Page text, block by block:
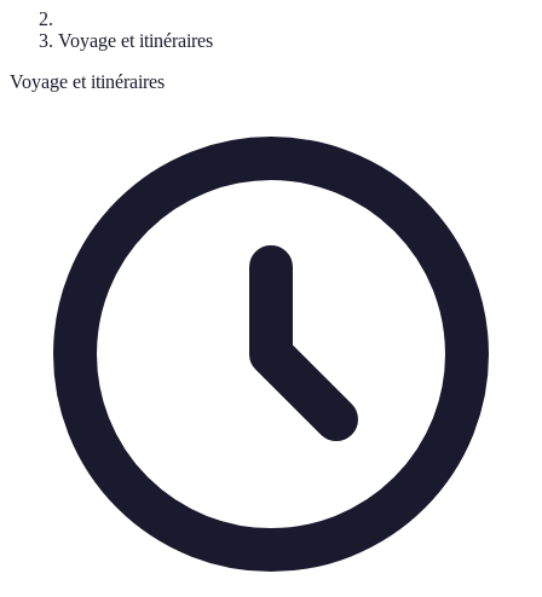
Voyage et itinéraires
Voyage et itinéraires